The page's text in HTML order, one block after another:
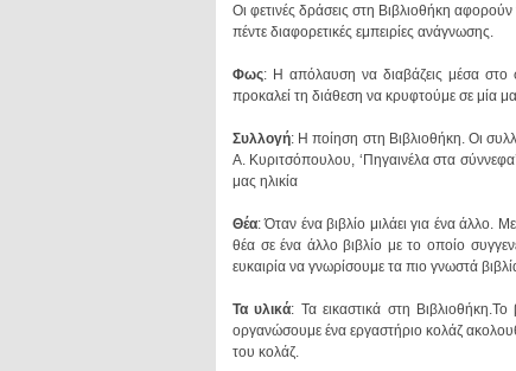
πέντε διαφορετικές εμπειρίες ανάγνωσης.
Φως
προκαλεί τη διάθεση να κρυφτούμε σε μία
Συλλογή
μας ηλικία
Θέα
ευκαιρία να γνωρίσουμε τα πιο γνωστά
Τα υλικά
του κολάζ.